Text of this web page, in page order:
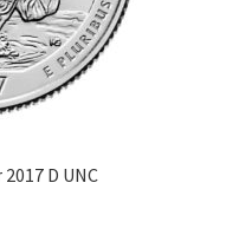
D UNC